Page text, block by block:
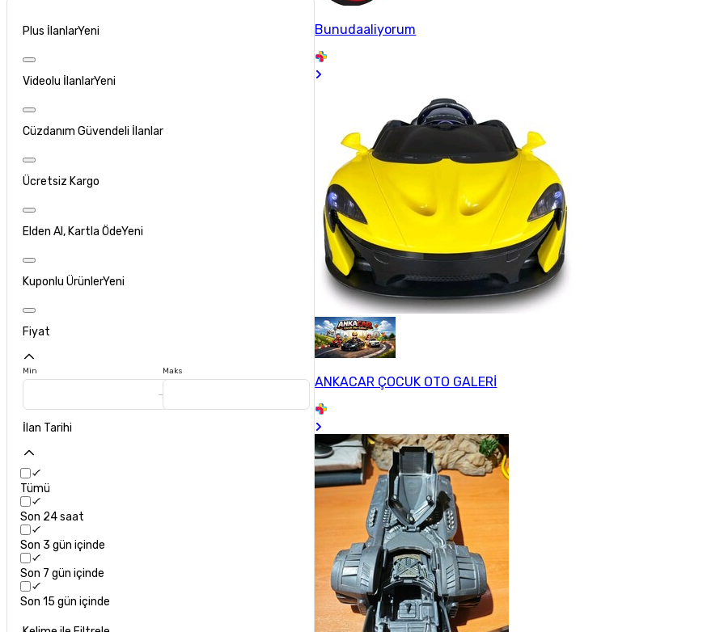
Plus İlanlarYeni
Videolu İlanlarYeni
Cüzdanım Güvendeli İlanlar
Ücretsiz Kargo
Elden Al, Kartla ÖdeYeni
Kuponlu ÜrünlerYeni
Fiyat
Min Maks
İlan Tarihi
Tümü
Son 24 saat
Son 3 gün içinde
Son 7 gün içinde
Son 15 gün içinde
Bunudaaliyorum
ANKACAR ÇOCUK OTO GALERİ